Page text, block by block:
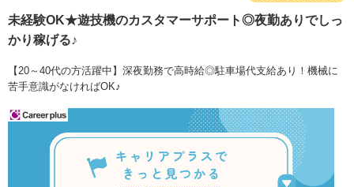
未経験OK★遊技機のカスタマーサポート◎夜勤ありでしっ
かり稼げる♪
【20～40代の方活躍中】深夜勤務で高時給◎駐車場代支給あり！機械に
苦手意識がなければOK♪